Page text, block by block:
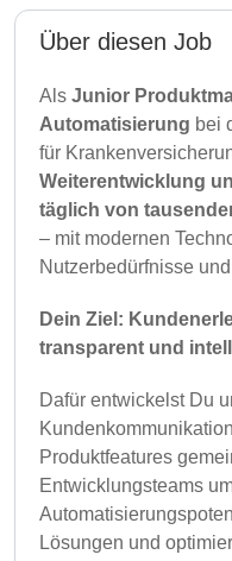
Über diesen Job
Als Junior
Automatisierung bei
für
Weiterentwicklung
täglich von
– mit modernen
Nutzerbedürfnisse
Dein Ziel:
transparent und
Dafür entwickelst Du
Produktfeatures
Entwicklungsteams
Lösungen und